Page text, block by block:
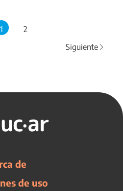
1
2
Siguiente
de
de uso